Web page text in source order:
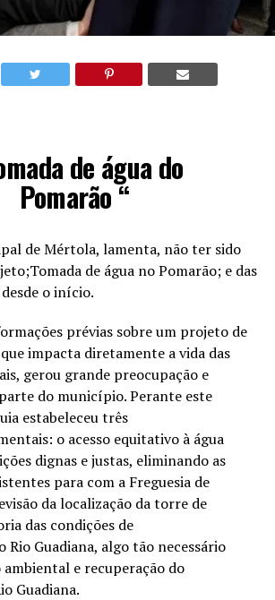
de água do
Pomarão “
de Mértola, lamenta, não ter sido
de água no Pomarão; e das
o início.
prévias sobre um projeto de
impacta diretamente a vida das
gerou grande preocupação e
do município. Perante este
estabeleceu três
o acesso equitativo à água
dignas e justas, eliminando as
para com a Freguesia de
da localização da torre de
das condições de
Rio Guadiana, algo tão necessário
e recuperação do
Guadiana.